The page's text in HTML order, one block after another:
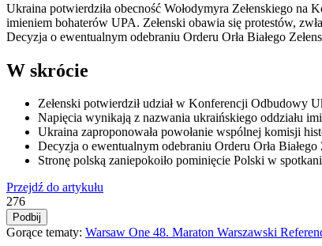
Ukraina potwierdziła obecność Wołodymyra Zełenskiego
imieniem bohaterów UPA. Zełenski obawia się protestów,
Decyzja o ewentualnym odebraniu Orderu Orła Białego
W skrócie
Zełenski potwierdził udział w Konferencji Odbudowy
Napięcia wynikają z nazwania ukraińskiego oddziału
Ukraina zaproponowała powołanie wspólnej komisji
Decyzja o ewentualnym odebraniu Orderu Orła
Stronę polską zaniepokoiło pominięcie Polski w
Przejdź do artykułu
276
Podbij
Gorące tematy: Warsaw One 48. Maraton Warszawski